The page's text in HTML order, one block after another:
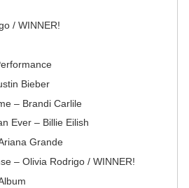
/ WINNER!
Bieber
– Brandi Carlile
Ever – Billie Eilish
Grande
– Olivia Rodrigo / WINNER!